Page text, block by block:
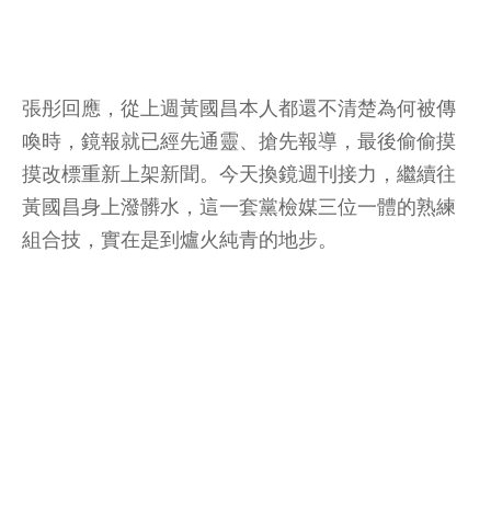
張彤回應，從上週黃國昌本人都還不清楚為何被傳
喚時，鏡報就已經先通靈、搶先報導，最後偷偷摸
摸改標重新上架新聞。今天換鏡週刊接力，繼續往
黃國昌身上潑髒水，這一套黨檢媒三位一體的熟練
組合技，實在是到爐火純青的地步。